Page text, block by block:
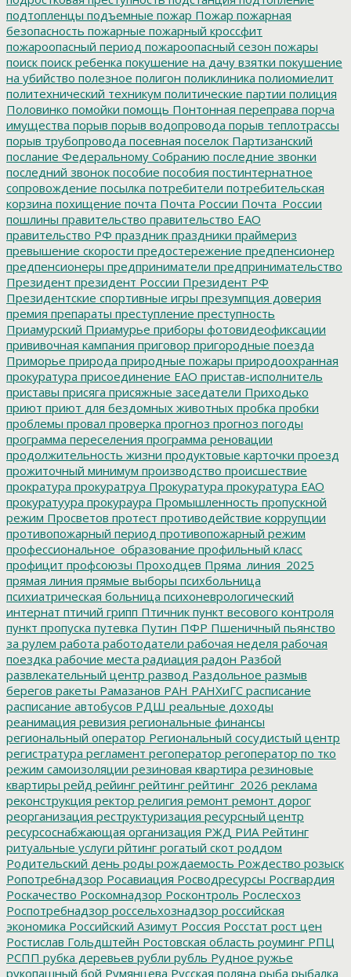
подтопленцы подъемные пожар Пожар пожарная
безопасность пожарные пожарный кроссфит
пожароопасный период пожароопасный сезон пожары
поиск поиск ребенка покушение на дачу взятки покушение
на убийство полезное полигон поликлиника полиомиелит
политехнический техникум политические партии полиция
Половинко помойки помощь Понтонная переправа порча
имущества порыв порыв водопровода порыв теплотрассы
порыв трубопровода посевная поселок Партизанский
послание Федеральному Собранию последние звонки
последний звонок пособие пособия постинтернатное
сопровождение посылка потребители потребительская
корзина похищение почта Почта России Почта_России
пошлины правительство правительство ЕАО
правительство РФ праздник праздники праймериз
превышение скорости предостережение предпенсионер
предпенсионеры предприниматели предпринимательство
Президент президент России Президент РФ
Президентские спортивные игры презумпция доверия
премия препараты преступление преступность
Приамурский Приамурье приборы фотовидеофиксации
прививочная кампания приговор пригородные поезда
Приморье природа природные пожары природоохранная
прокуратура присоединение ЕАО пристав-исполнитель
приставы присяга присяжные заседатели Приходько
приют приют для бездомных животных пробка пробки
проблемы провал проверка прогноз прогноз погоды
программа переселения программа реновации
продолжительность жизни продуктовые карточки проезд
прожиточный минимум производство происшествие
прократура прокуратруа Прокуратура прокуратура ЕАО
прокуратуура прокураура Промышленность пропускной
режим Просветов протест противодействие коррупции
противопожарный период противопожарный режим
профессиональное_образование профильный класс
профицит профсоюзы Проходцев Пряма_линия_2025
прямая линия прямые выборы психбольница
психиатрическая больница психоневрологический
интернат птичий грипп Птичник пункт весового контроля
пункт пропуска путевка Путин ПФР Пшеничный пьянство
за рулем работа работодатели рабочая неделя рабочая
поездка рабочие места радиация радон Разбой
развлекательный центр развод Раздольное размыв
берегов ракеты Рамазанов РАН РАНХиГС расписание
расписание автобусов РДШ реальные доходы
реанимация ревизия региональные финансы
региональный оператор Региональный сосудистый центр
регистратура регламент регоператор регоператор по тко
режим самоизоляции резиновая квартира резиновые
квартиры рейд рейинг рейтинг рейтинг_2026 реклама
реконструкция ректор религия ремонт ремонт дорог
реорганизация реструктуризация ресурсный центр
ресурсоснабжающая организация РЖД РИА Рейтинг
ритуальные услуги рйтинг рогатый скот роддом
Родительский день роды рождаемость Рождество розыск
Ропотребнадзор Росавиация Росводресурсы Росгвардия
Роскачество Роскомнадзор Росконтроль Рослесхоз
Роспотребнадзор россельхознадзор российская
экономика Российский Азимут Россия Росстат рост цен
Ростислав Гольдштейн Ростовская область роуминг РПЦ
РСПП рубка деревьев рубли рубль Рудное ружье
рукопашный бой Румянцева Русская поляна рыба рыбалка